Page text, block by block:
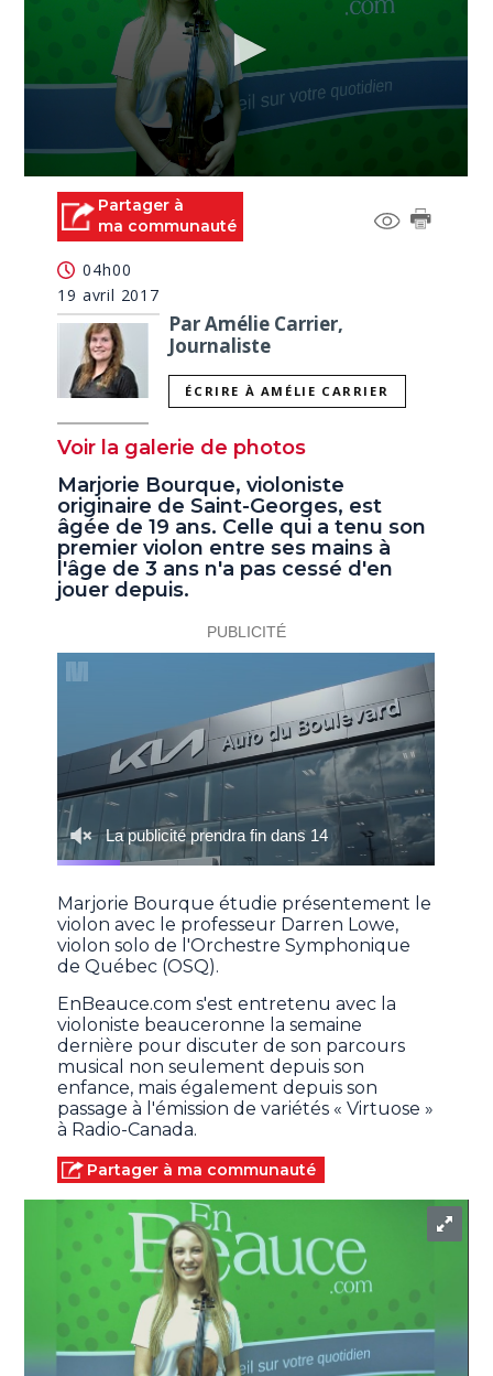
seconds Partager à
ma communauté
04h00
19 avril 2017
Par Amélie Carrier,
Journaliste
ÉCRIRE À AMÉLIE CARRIER
Voir la galerie de photos
Marjorie Bourque, violoniste
originaire de Saint-Georges, est
âgée de 19 ans. Celle qui a tenu son
premier violon entre ses mains à
l'âge de 3 ans n'a pas cessé d'en
jouer depuis.
Marjorie Bourque étudie présentement le
violon avec le professeur Darren Lowe,
violon solo de l'Orchestre Symphonique
de Québec (OSQ).
EnBeauce.com s'est entretenu avec la
violoniste beauceronne la semaine
dernière pour discuter de son parcours
musical non seulement depuis son
enfance, mais également depuis son
passage à l'émission de variétés « Virtuose »
à Radio-Canada.
Partager à ma communauté